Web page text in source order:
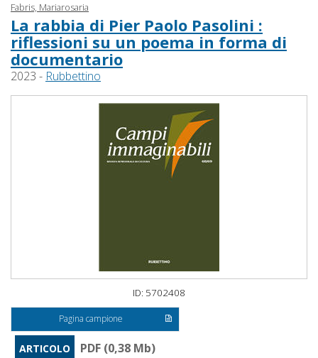
Fabris, Mariarosaria
La rabbia di Pier Paolo Pasolini :
riflessioni su un poema in forma di
documentario
2023 - Rubbettino
ID: 5702408
Pagina campione
ARTICOLO
PDF (0,38 Mb)